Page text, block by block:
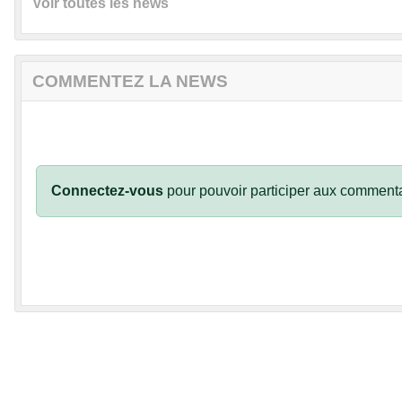
Voir toutes les news
COMMENTEZ LA NEWS
Connectez-vous pour pouvoir participer aux